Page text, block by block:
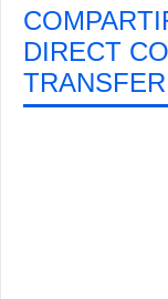
DIRECT
TRANSFER